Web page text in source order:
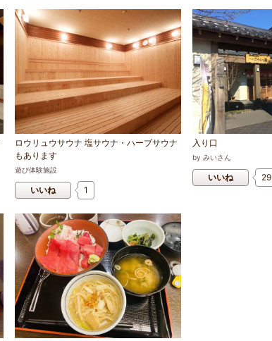
ロウリュウサウナ 塩サウナ・ハーブサウナ
もあります
遊び体験施設
いいね 1
入り口
by みいさん
いいね 29